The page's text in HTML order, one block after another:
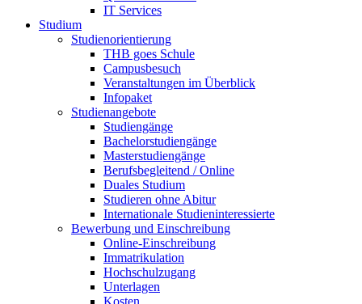
IT Services
Studium
Studienorientierung
THB goes Schule
Campusbesuch
Veranstaltungen im Überblick
Infopaket
Studienangebote
Studiengänge
Bachelorstudiengänge
Masterstudiengänge
Berufsbegleitend / Online
Duales Studium
Studieren ohne Abitur
Internationale Studieninteressierte
Bewerbung und Einschreibung
Online-Einschreibung
Immatrikulation
Hochschulzugang
Unterlagen
Kosten